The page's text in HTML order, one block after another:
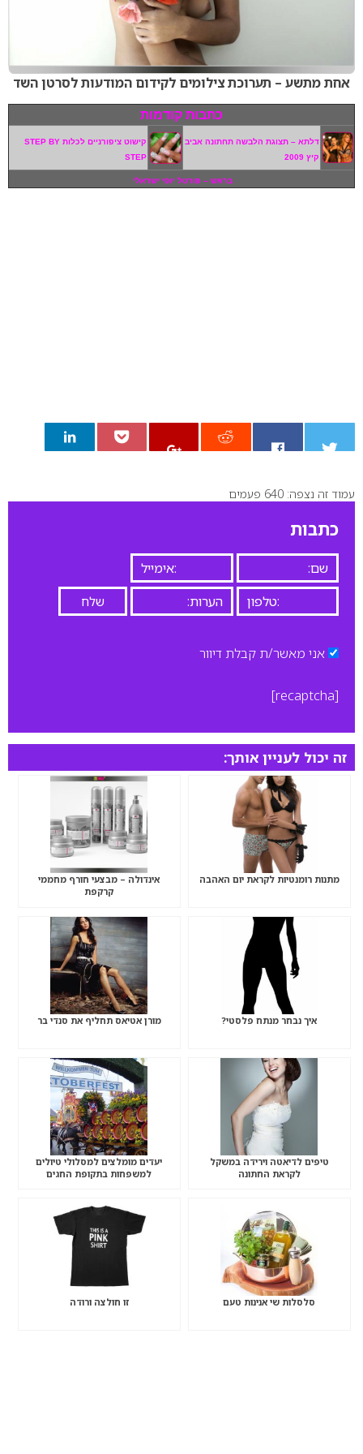
אחת מתשע – תערוכת צילומים לקידום המודעות לסרטן השד
כתבות קודמות
דלתא – תצוגת הלבשה תחתונה אביב
קיץ 2009
קישוט ציפורניים לכלות STEP BY
STEP
בראש – פורטל יופי ישראלי
0
עמוד זה נצפה: 640 פעמים
כתבות
אני מאשר/ת קבלת דיוור
[recaptcha]
זה יכול לעניין אותך:
מתנות רומנטיות לקראת יום האהבה
אינדולה – מבצעי חורף מחממי
קרקפת
איך נבחר מנתח פלסטי? מורן אטיאס תחליף את סנדי בר
טיפים לדיאטה וירידה במשקל
לקראת החתונה
יעדים מומלצים למסלולי טיולים
למשפחות בתקופת החגים
סלסלות שי אנינות טעם זו חולצה ורודה